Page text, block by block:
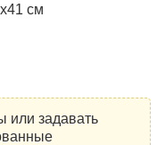
см
или задавать